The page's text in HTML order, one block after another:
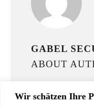
Wir schätzen Ihre
GABEL
ABOUT